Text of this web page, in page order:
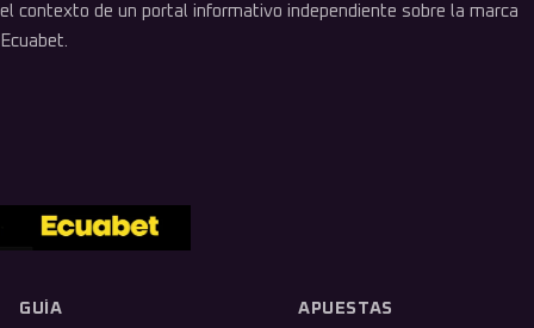
el contexto de un portal informativo independiente sobre la marca
Ecuabet.
GUÍA APUESTAS